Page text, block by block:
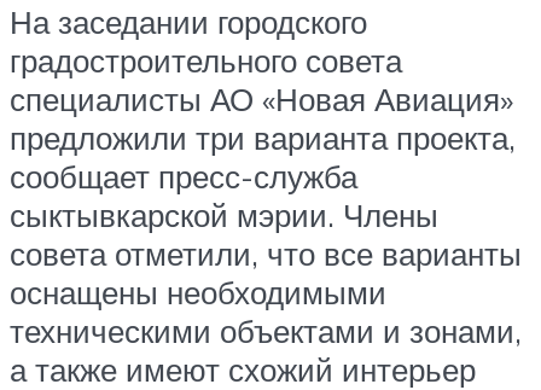
На заседании городского
градостроительного совета
специалисты АО «Новая Авиация»
предложили три варианта проекта,
сообщает пресс-служба
сыктывкарской мэрии. Члены
совета отметили, что все варианты
оснащены необходимыми
техническими объектами и зонами,
а также имеют схожий интерьер